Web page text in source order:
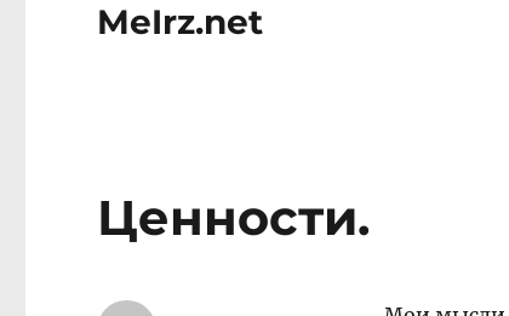
MeIrz.net
Ценности.